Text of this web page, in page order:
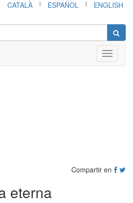
CATALÀ | ESPAÑOL | ENGLISH
Toggle
Compartir en
eterna